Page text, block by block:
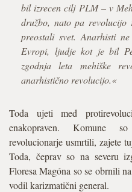
bil izrecen cilj PLM – v
družbo, nato pa
preostali svet. Anarhisti
Evropi, ljudje kot je bil
zgodnja leta mehiške
anarhistično revolucijo.«
Toda ujeti med
enakopraven. Komune
revolucionarje usmrtili, zajete
Toda, čeprav so na severu
Floresa Magóna so se obrnili
vodil karizmatični general.